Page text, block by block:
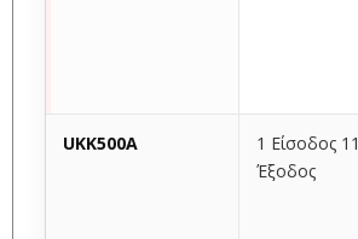
UKK500A
1 Είσοδος 11
Έξοδος